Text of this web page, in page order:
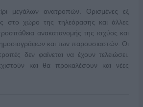
μεγάλων ανατροπών. Ορισμένες εξ
στο χώρο της τηλεόρασης και άλλες
ανακατανομής της ισχύος και
και των παρουσιαστών. Οι
δεν φαίνεται να έχουν τελειώσει.
και θα προκαλέσουν και νέες